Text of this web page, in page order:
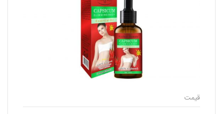
قیمت